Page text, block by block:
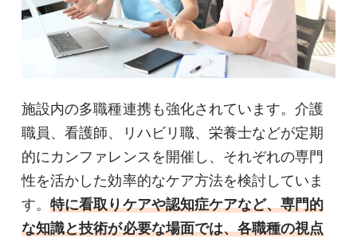
施設内の多職種連携も強化されています。介護
職員、看護師、リハビリ職、栄養士などが定期
的にカンファレンスを開催し、それぞれの専門
性を活かした効率的なケア方法を検討していま
す。特に看取りケアや認知症ケアなど、専門的
な知識と技術が必要な場面では、各職種の視点